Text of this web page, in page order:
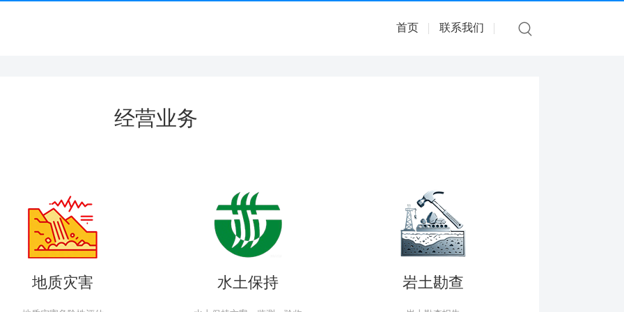
首页 联系我们
经营业务
地质灾害 水土保持 岩土勘查